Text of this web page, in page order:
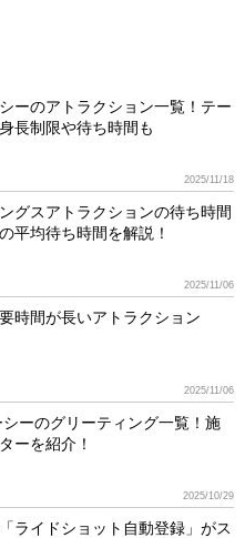
ーのアトラクション一覧！テー
長制限や待ち時間も
2025/11/18
グスアトラクションの待ち時間
平均待ち時間を解説！
2025/11/06
時間が長いアトラクション
2025/11/06
シーのグリーティング一覧！施
ーを紹介！
2025/10/29
ライドショット自動登録」がス